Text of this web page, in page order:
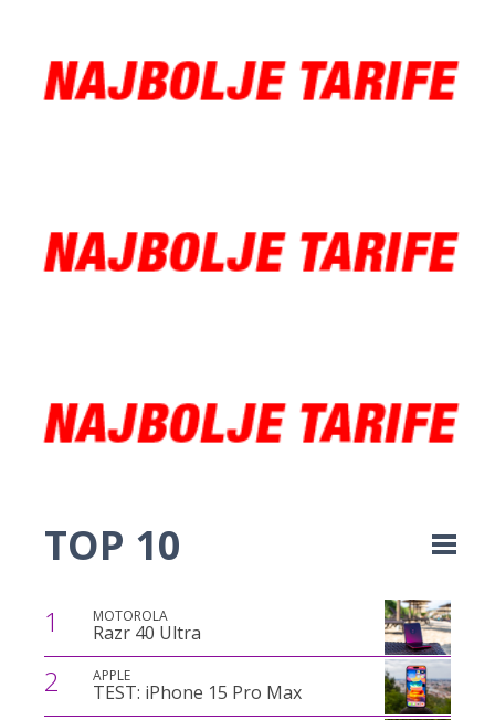
TOP 10
1 MOTOROLA
Razr 40 Ultra
2 APPLE
TEST: iPhone 15 Pro Max